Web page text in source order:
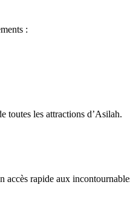
:
toutes les attractions d’Asilah.
rapide aux